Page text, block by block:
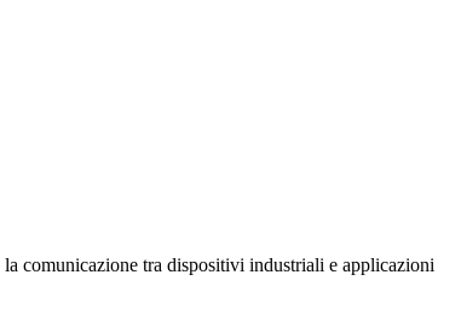
comunicazione tra dispositivi industriali e applicazioni